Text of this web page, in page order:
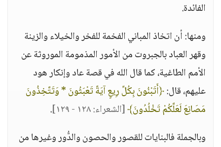
الفائدة.
ومنها: أن اتخاذ المباني الفخمة للفخر والخيلاء والزينة
وقهر العباد بالجبروت من الأمور المذمومة الموروثة عن
الأمم الطاغية، كما قال الله في قصة عاد وإنكار هود
عليهم، قال:﴿أَتَبْنُونَ بِكُلِّ رِيعٍ آيَةً تَعْبَثُونَ * وَتَتَّخِذُونَ
مَصَانِعَ لَعَلَّكُمْ تَخْلُدُونَ﴾[الشعراء: ١٢٨ - ١٢٩]
.
وبالجملة فالبنايات للقصور والحصون والدُّور وغيرها من